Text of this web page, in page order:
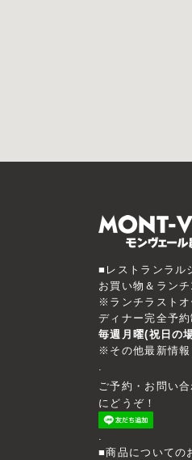
■レストランラル
お買い物＆ラン
※ランチラスト
ディナー完全予
毎週月曜(祝日の
※その他最新情報
.
ご予約・お問い
にどうぞ！
.
■商品についての